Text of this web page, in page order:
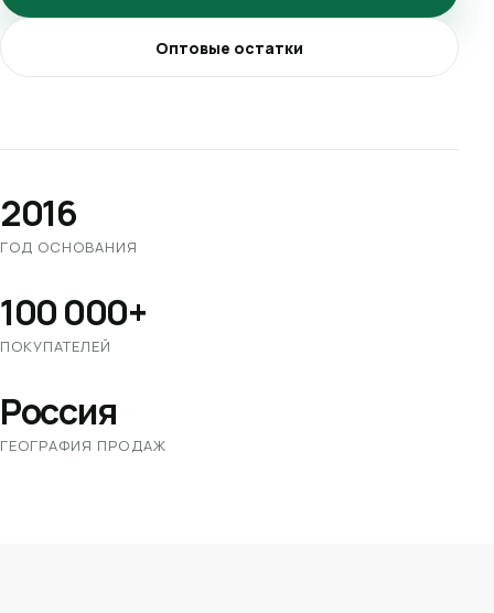
Оптовые остатки
2016
ГОД ОСНОВАНИЯ
100 000+
ПОКУПАТЕЛЕЙ
Россия
ГЕОГРАФИЯ ПРОДАЖ